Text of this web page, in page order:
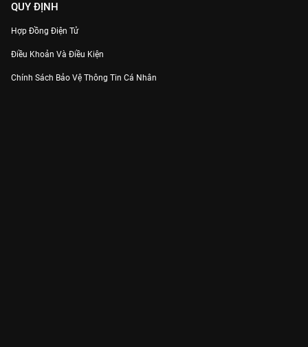
QUY ĐỊNH
Hợp Đồng Điện Tử
Điều Khoản Và Điều Kiện
Chính Sách Bảo Vệ Thông Tin Cá Nhân